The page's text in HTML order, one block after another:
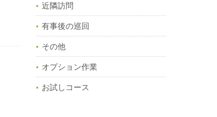
近隣訪問
有事後の巡回
その他
オプション作業
お試しコース